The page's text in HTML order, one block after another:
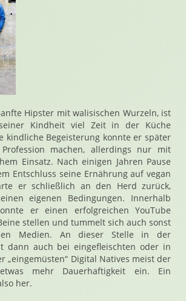
Hipster mit walisischen Wurzeln, ist
Kindheit viel Zeit in der Küche
kindliche Begeisterung konnte er später
machen, allerdings nur mit
Einsatz. Nach einigen Jahren Pause
Entschluss seine Ernährung auf vegan
er schließlich an den Herd zurück,
eigenen Bedingungen. Innerhalb
er einen erfolgreichen YouTube
stellen und tummelt sich auch sonst
Medien. An dieser Stelle in der
dann auch bei eingefleischten oder in
„eingemüsten“ Digital Natives meist der
mehr Dauerhaftigkeit ein. Ein
her.